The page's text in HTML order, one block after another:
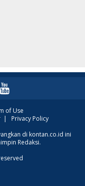
of Use
| Privacy Policy
di kontan.co.id ini
Redaksi.